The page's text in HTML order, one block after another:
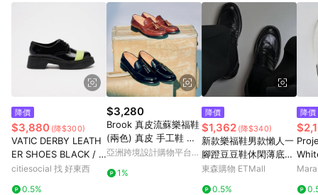
貨後 45 天後發送。 8. 群眾募資商品，禮物卡，開館保證金，補
運費，攤位費等不具贈點資格。 9. LINE 購物站上之商品規格、
顏色、價位、贈品如與 Pinkoi 商品資訊頁及購物車不符，以
Pinkoi 購物商品資訊頁及購物車標示為準。 10. 點數紅包使用規
則請以點數紅包活動說明為準。 11. 若於 LINE 購物前往 Pinkoi
頁面後才首次下載 Pinkoi APP 並完成訂單，不符合導購資格；承
上，首次下載 Pinkoi APP 後，需透過 LINE 購物前往 Pinkoi 頁
降價
$3,880 (降$300)
VATIC DERBY LEATH
ER SHOES BLACK / F
LUORESCEN 增高45
citiesocial 找 好東西
0.5%
$3,280
Brook 真皮流蘇樂福鞋
(兩色) 真皮 手工鞋 樂
福鞋
亞洲跨境設計購物平台
1%
降價
$1,362 (降$340)
新款樂福鞋男款懶人一
腳蹬豆豆鞋休閑薄底方
頭德比鞋通勤休閑皮鞋
東森購物 ETMall
0.5%
降價
帆